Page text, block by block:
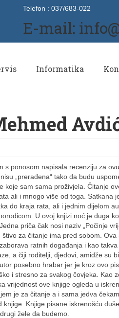
Telefon : 037/683-022
E-mail:
Informatika
s ponosom napisala recenziju za
„prerađena“ tako da budu
koje sam sama proživjela. Čitanje
ali i mnogo više od toga. Satkana
do kraja rata, ali i jednim dijelom
U ovoj knjizi noć je duga
priča čak nosi naziv „Počinje
za čitanje ima pred sobom.
ratnih događanja i kao
a čiji roditelji, djedovi, amidže su
posebno hrabar jer je kroz ovo
i stresno za svakog čovjeka. Kao
vrijednost ove knjige ogleda u
je za čitanje a i sama jedva
Knjige pisane iskrenošću
žele da budemo.